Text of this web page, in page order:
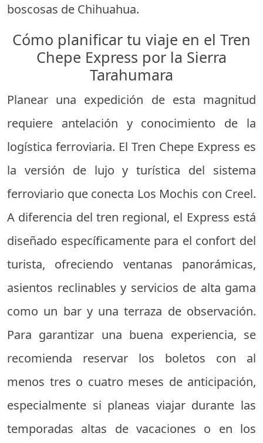
boscosas de Chihuahua.
Cómo planificar tu viaje en el Tren
Chepe Express por la Sierra
Tarahumara
Planear una expedición de esta magnitud
requiere antelación y conocimiento de la
logística ferroviaria. El Tren Chepe Express es
la versión de lujo y turística del sistema
ferroviario que conecta Los Mochis con Creel.
A diferencia del tren regional, el Express está
diseñado específicamente para el confort del
turista, ofreciendo ventanas panorámicas,
asientos reclinables y servicios de alta gama
como un bar y una terraza de observación.
Para garantizar una buena experiencia, se
recomienda reservar los boletos con al
menos tres o cuatro meses de anticipación,
especialmente si planeas viajar durante las
temporadas altas de vacaciones o en los